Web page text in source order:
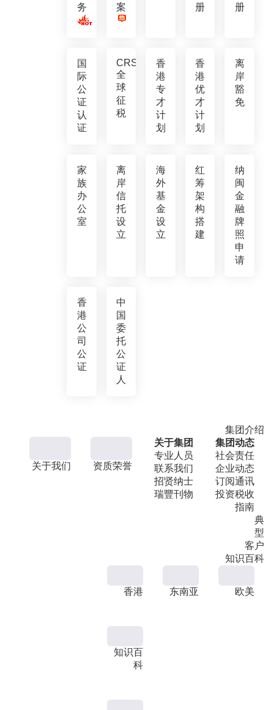
务
案
册
册
国
际
公
证
认
证
CRS
全
球
征
税
香
港
专
才
计
划
香
港
优
才
计
划
离
岸
豁
免
家
族
办
公
室
离
岸
信
托
设
立
海
外
基
金
设
立
红
筹
架
构
搭
建
纳
闽
金
融
牌
照
申
请
香
港
公
司
公
证
中
国
委
托
公
证
人
集团介绍
关于我们 资质荣誉
关于集团
专业人员
联系我们
招贤纳士
瑞豐刊物
集团动态
社会责任
企业动态
订阅通讯
投资税收
指南
典
型
客户
知识百科
香港 东南亚 欧美
知识百
科